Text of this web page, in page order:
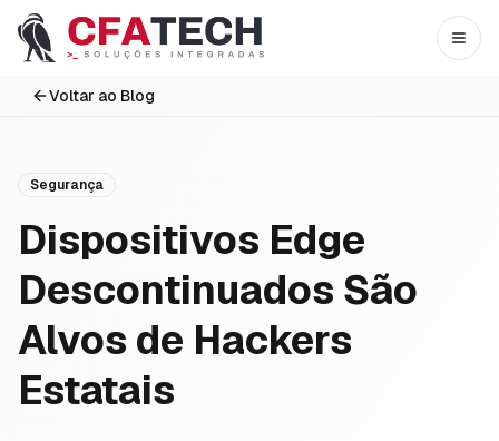
Pular para o conteúdo principal
Abrir
Voltar ao Blog
Segurança
Dispositivos Edge
Descontinuados São
Alvos de Hackers
Estatais